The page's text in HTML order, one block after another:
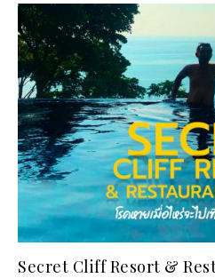
Secret Cliff Resort &